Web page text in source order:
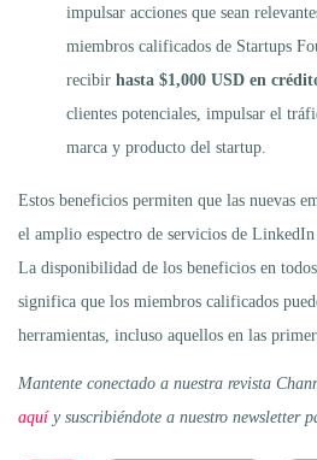
impulsar acciones que sean
miembros calificados de Startups
recibir hasta $1,000 USD en
clientes potenciales, impulsar el
marca y producto del startup.
Estos beneficios permiten que las nuevas
el amplio espectro de servicios de LinkedIn
La disponibilidad de los beneficios en
significa que los miembros calificados
herramientas, incluso aquellos en las
Mantente conectado a nuestra revista
aquíy suscribiéndote a nuestro newsletter